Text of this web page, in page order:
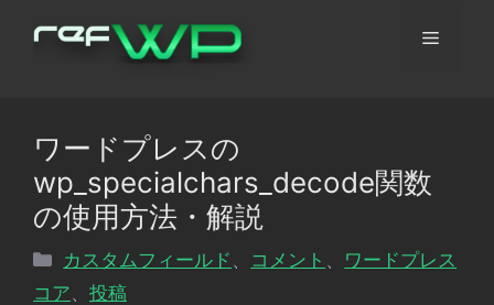
メ
ワードプレスの
wp_specialchars_decode関数
の使用方法・解説
カ
テ
カスタムフィールド コメント
ワードプレス
コア
投稿